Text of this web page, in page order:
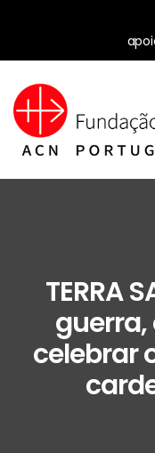
TERRA
celebrar